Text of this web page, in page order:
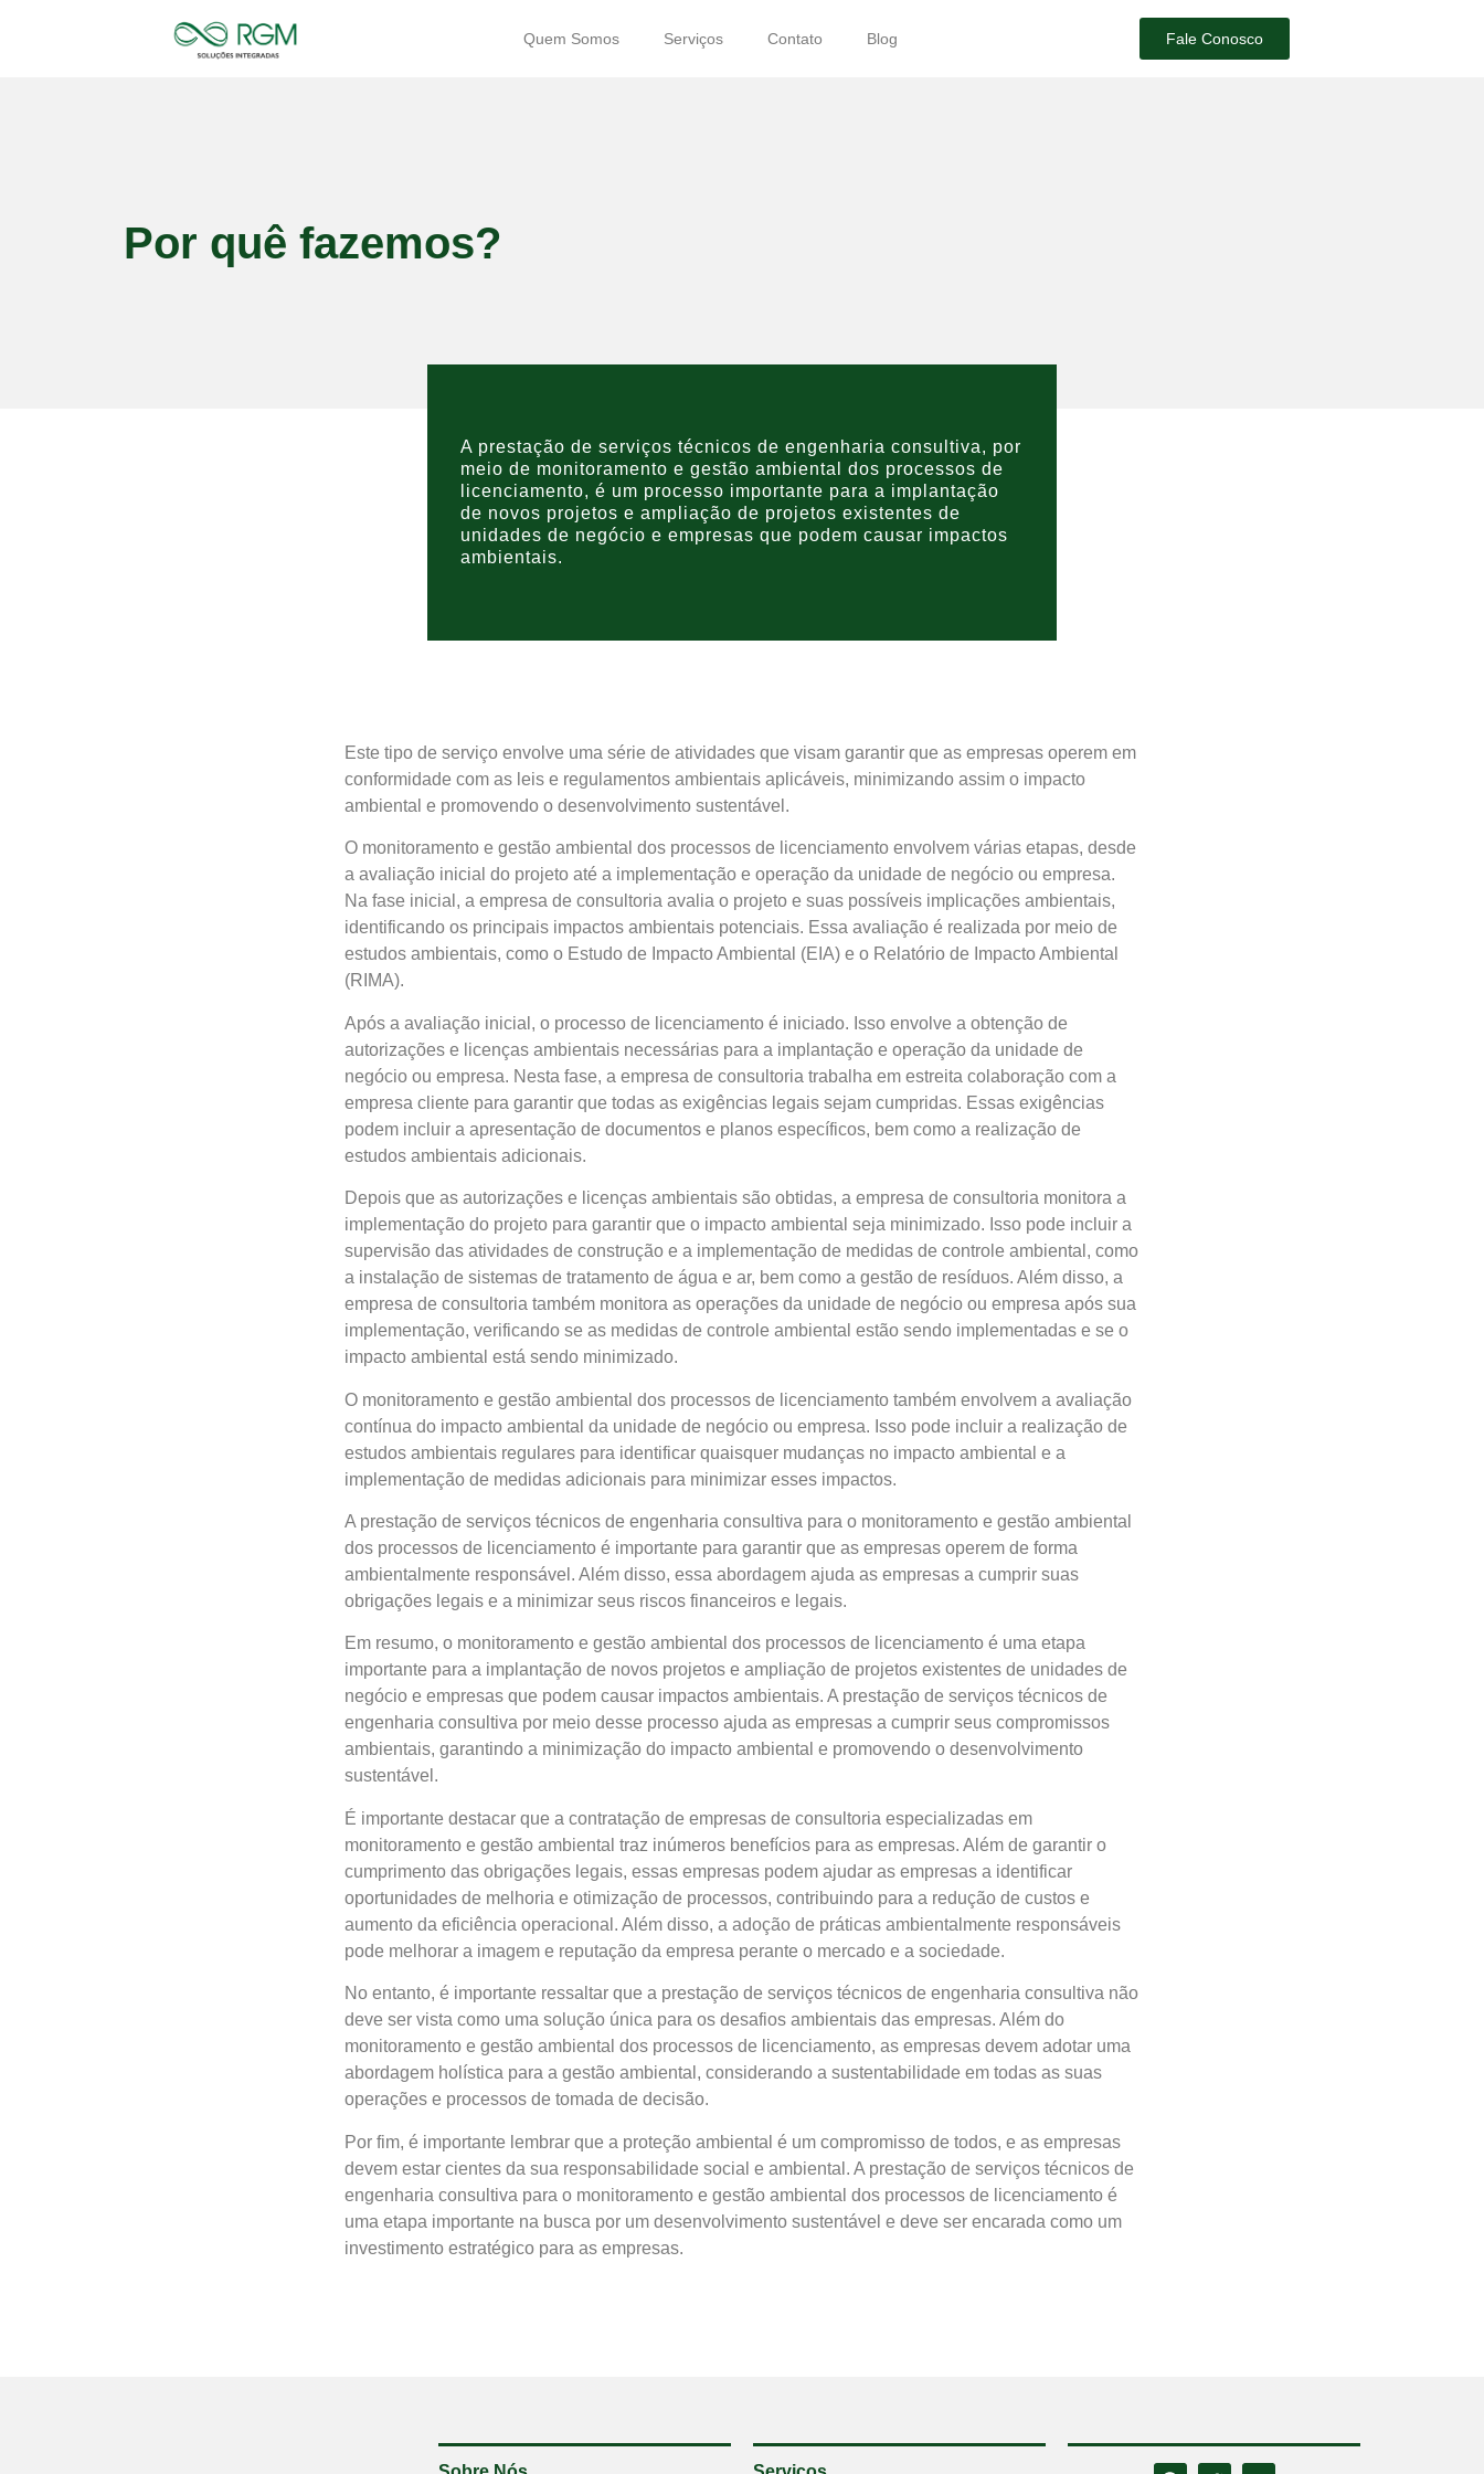
Quem Somos Serviços Contato Blog Fale Conosco
Por quê fazemos?
A prestação de serviços técnicos de engenharia consultiva, por
meio de monitoramento e gestão ambiental dos processos de
licenciamento, é um processo importante para a implantação
de novos projetos e ampliação de projetos existentes de
unidades de negócio e empresas que podem causar impactos
ambientais.
Este tipo de serviço envolve uma série de atividades que visam garantir que as empresas operem em
conformidade com as leis e regulamentos ambientais aplicáveis, minimizando assim o impacto
ambiental e promovendo o desenvolvimento sustentável.
O monitoramento e gestão ambiental dos processos de licenciamento envolvem várias etapas, desde
a avaliação inicial do projeto até a implementação e operação da unidade de negócio ou empresa.
Na fase inicial, a empresa de consultoria avalia o projeto e suas possíveis implicações ambientais,
identificando os principais impactos ambientais potenciais. Essa avaliação é realizada por meio de
estudos ambientais, como o Estudo de Impacto Ambiental (EIA) e o Relatório de Impacto Ambiental
(RIMA).
Após a avaliação inicial, o processo de licenciamento é iniciado. Isso envolve a obtenção de
autorizações e licenças ambientais necessárias para a implantação e operação da unidade de
negócio ou empresa. Nesta fase, a empresa de consultoria trabalha em estreita colaboração com a
empresa cliente para garantir que todas as exigências legais sejam cumpridas. Essas exigências
podem incluir a apresentação de documentos e planos específicos, bem como a realização de
estudos ambientais adicionais.
Depois que as autorizações e licenças ambientais são obtidas, a empresa de consultoria monitora a
implementação do projeto para garantir que o impacto ambiental seja minimizado. Isso pode incluir a
supervisão das atividades de construção e a implementação de medidas de controle ambiental, como
a instalação de sistemas de tratamento de água e ar, bem como a gestão de resíduos. Além disso, a
empresa de consultoria também monitora as operações da unidade de negócio ou empresa após sua
implementação, verificando se as medidas de controle ambiental estão sendo implementadas e se o
impacto ambiental está sendo minimizado.
O monitoramento e gestão ambiental dos processos de licenciamento também envolvem a avaliação
contínua do impacto ambiental da unidade de negócio ou empresa. Isso pode incluir a realização de
estudos ambientais regulares para identificar quaisquer mudanças no impacto ambiental e a
implementação de medidas adicionais para minimizar esses impactos.
A prestação de serviços técnicos de engenharia consultiva para o monitoramento e gestão ambiental
dos processos de licenciamento é importante para garantir que as empresas operem de forma
ambientalmente responsável. Além disso, essa abordagem ajuda as empresas a cumprir suas
obrigações legais e a minimizar seus riscos financeiros e legais.
Em resumo, o monitoramento e gestão ambiental dos processos de licenciamento é uma etapa
importante para a implantação de novos projetos e ampliação de projetos existentes de unidades de
negócio e empresas que podem causar impactos ambientais. A prestação de serviços técnicos de
engenharia consultiva por meio desse processo ajuda as empresas a cumprir seus compromissos
ambientais, garantindo a minimização do impacto ambiental e promovendo o desenvolvimento
sustentável.
É importante destacar que a contratação de empresas de consultoria especializadas em
monitoramento e gestão ambiental traz inúmeros benefícios para as empresas. Além de garantir o
cumprimento das obrigações legais, essas empresas podem ajudar as empresas a identificar
oportunidades de melhoria e otimização de processos, contribuindo para a redução de custos e
aumento da eficiência operacional. Além disso, a adoção de práticas ambientalmente responsáveis
pode melhorar a imagem e reputação da empresa perante o mercado e a sociedade.
No entanto, é importante ressaltar que a prestação de serviços técnicos de engenharia consultiva não
deve ser vista como uma solução única para os desafios ambientais das empresas. Além do
monitoramento e gestão ambiental dos processos de licenciamento, as empresas devem adotar uma
abordagem holística para a gestão ambiental, considerando a sustentabilidade em todas as suas
operações e processos de tomada de decisão.
Por fim, é importante lembrar que a proteção ambiental é um compromisso de todos, e as empresas
devem estar cientes da sua responsabilidade social e ambiental. A prestação de serviços técnicos de
engenharia consultiva para o monitoramento e gestão ambiental dos processos de licenciamento é
uma etapa importante na busca por um desenvolvimento sustentável e deve ser encarada como um
investimento estratégico para as empresas.